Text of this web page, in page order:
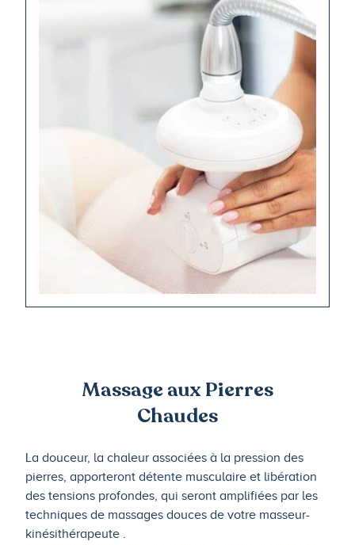
Massage aux Pierres
Chaudes
La douceur, la chaleur associées à la pression des
pierres, apporteront détente musculaire et libération
des tensions profondes, qui seront amplifiées par les
techniques de massages douces de votre masseur-
kinésithérapeute .